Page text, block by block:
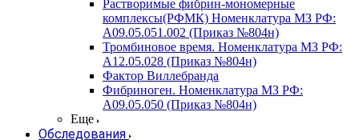
Растворимые фибрин-мономерные
комплексы(РФМК) Номенклатура МЗ РФ:
A09.05.051.002 (Приказ №804н)
Тромбиновое время. Номенклатура МЗ РФ:
A12.05.028 (Приказ №804н)
Фактор Виллебранда
Фибриноген. Номенклатура МЗ РФ:
A09.05.050 (Приказ №804н)
Еще
Обследования